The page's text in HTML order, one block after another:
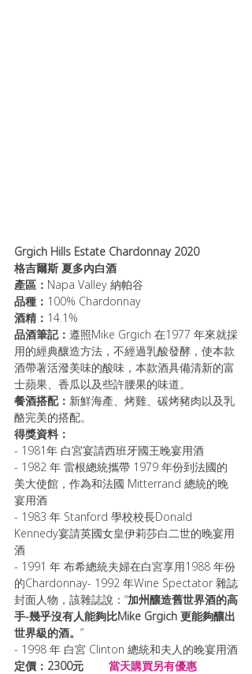
Grgich Hills Estate Chardonnay 2020
格吉爾斯 夏多內白酒
產區： Napa Valley 納帕谷
品種： 100% Chardonnay
酒精： 14.1%
品酒筆記： 遵照Mike Grgich 在1977 年來就採
用的經典釀造方法，不經過乳酸發酵，使本款
酒帶著活潑美味的酸味，本款酒具備清新的富
士蘋果、香瓜以及些許腰果的味道。
餐酒搭配： 新鮮海產、烤雞、碳烤豬肉以及乳
酪完美的搭配。
得獎資料：
- 1981年 白宮宴請西班牙國王晚宴用酒
- 1982 年 雷根總統攜帶 1979 年份到法國的
美大使館，作為和法國 Mitterrand 總統的晚
宴用酒
- 1983 年 Stanford 學校校長Donald
Kennedy宴請英國女皇伊莉莎白二世的晚宴用
酒
- 1991 年 布希總統夫婦在白宮享用1988 年份
的Chardonnay- 1992 年Wine Spectator 雜誌
封面人物，該雜誌說：“加州釀造舊世界酒的高
手-幾乎沒有人能夠比Mike Grgich 更能夠釀出
世界級的酒。 ”
- 1998 年 白宮 Clinton 總統和夫人的晚宴用酒
定價：2300元
當天購買另有優惠